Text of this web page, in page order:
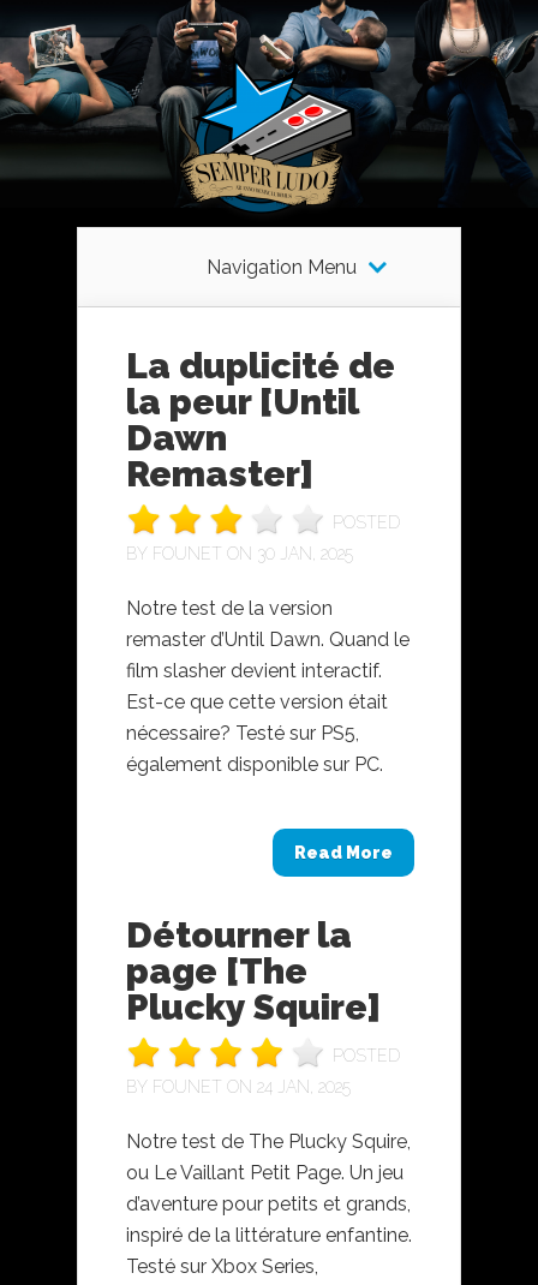
Navigation Menu
La duplicité de
la peur [Until
Dawn
Remaster]
POSTED
BY FOUNET ON 30 JAN, 2025
Notre test de la version
remaster d’Until Dawn. Quand le
film slasher devient interactif.
Est-ce que cette version était
nécessaire? Testé sur PS5,
également disponible sur PC.
Read More
Détourner la
page [The
Plucky Squire]
POSTED
BY FOUNET ON 24 JAN, 2025
Notre test de The Plucky Squire,
ou Le Vaillant Petit Page. Un jeu
d’aventure pour petits et grands,
inspiré de la littérature enfantine.
Testé sur Xbox Series,